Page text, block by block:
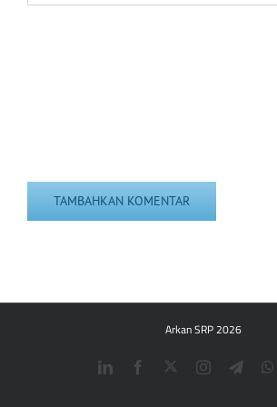
Arkan SRP 2026
LinkedInFacebook
TwitterInstagram